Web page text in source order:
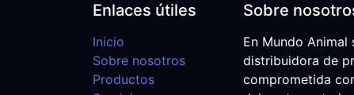
Enlaces útiles
Inicio
Sobre nosotros
Productos
Sobre
En Mundo
distribuidora de
comprometida